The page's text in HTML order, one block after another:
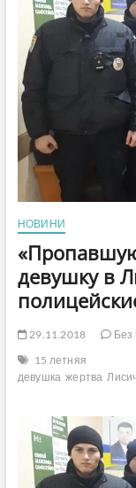
НОВИНИ
девушку в
29.11.2018
Без
15 летняя
девушка жертва